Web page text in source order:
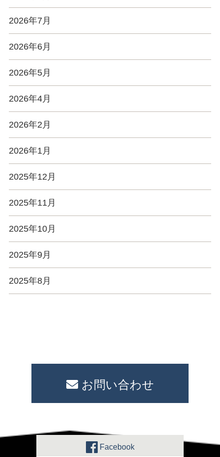
2026年7月
2026年6月
2026年5月
2026年4月
2026年2月
2026年1月
2025年12月
2025年11月
2025年10月
2025年9月
2025年8月
お問い合わせ
Facebook